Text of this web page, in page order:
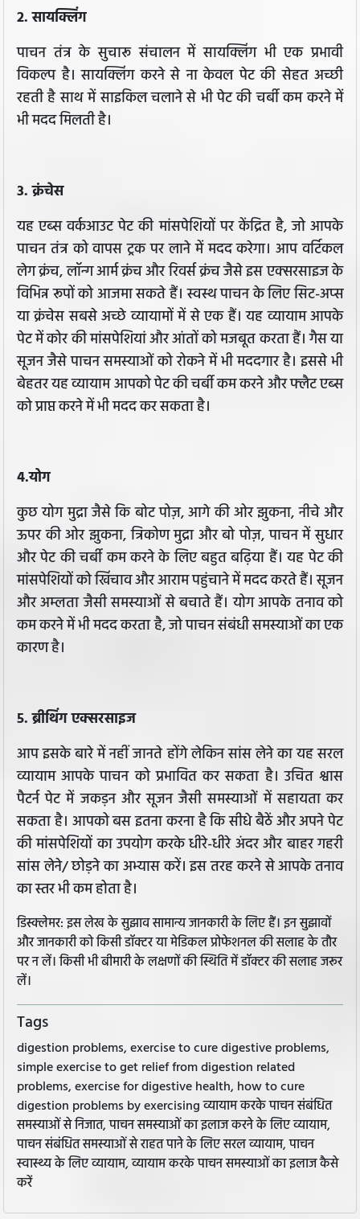
2. सायक्लिंग
पाचन तंत्र के सुचारू संचालन में सायक्लिंग भी एक प्रभावी
विकल्प है। सायक्लिंग करने से ना केवल पेट की सेहत अच्छी
रहती है साथ में साइकिल चलाने से भी पेट की चर्बी कम करने में
भी मदद मिलती है।
3. क्रंचेस
यह एब्स वर्कआउट पेट की मांसपेशियों पर केंद्रित है, जो आपके
पाचन तंत्र को वापस ट्रक पर लाने में मदद करेगा। आप वर्टिकल
लेग क्रंच, लॉन्ग आर्म क्रंच और रिवर्स क्रंच जैसे इस एक्सरसाइज के
विभिन्न रूपों को आजमा सकते हैं। स्वस्थ पाचन के लिए सिट-अप्स
या क्रंचेस सबसे अच्छे व्यायामों में से एक हैं। यह व्यायाम आपके
पेट में कोर की मांसपेशियां और आंतों को मजबूत करता हैं। गैस या
सूजन जैसे पाचन समस्याओं को रोकने में भी मददगार है। इससे भी
बेहतर यह व्यायाम आपको पेट की चर्बी कम करने और फ्लैट एब्स
को प्राप्त करने में भी मदद कर सकता है।
4.योग
कुछ योग मुद्रा जैसे कि बोट पोज़, आगे की ओर झुकना, नीचे और
ऊपर की ओर झुकना, त्रिकोण मुद्रा और बो पोज़, पाचन में सुधार
और पेट की चर्बी कम करने के लिए बहुत बढ़िया हैं। यह पेट की
मांसपेशियों को खिंचाव और आराम पहुंचाने में मदद करते हैं। सूजन
और अम्लता जैसी समस्याओं से बचाते हैं। योग आपके तनाव को
कम करने में भी मदद करता है, जो पाचन संबंधी समस्याओं का एक
कारण है।
5. ब्रीथिंग एक्सरसाइज
आप इसके बारे में नहीं जानते होंगे लेकिन सांस लेने का यह सरल
व्यायाम आपके पाचन को प्रभावित कर सकता है। उचित श्वास
पैटर्न पेट में जकड़न और सूजन जैसी समस्याओं में सहायता कर
सकता है। आपको बस इतना करना है कि सीधे बैठें और अपने पेट
की मांसपेशियों का उपयोग करके धीरे-धीरे अंदर और बाहर गहरी
सांस लेने/ छोड़ने का अभ्यास करें। इस तरह करने से आपके तनाव
का स्तर भी कम होता है।
डिस्क्लेमर: इस लेख के सुझाव सामान्य जानकारी के लिए हैं। इन सुझावों
और जानकारी को किसी डॉक्टर या मेडिकल प्रोफेशनल की सलाह के तौर
पर न लें। किसी भी बीमारी के लक्षणों की स्थिति में डॉक्टर की सलाह जरूर
लें।
Tags
digestion problems, exercise to cure digestive problems,
simple exercise to get relief from digestion related
problems, exercise for digestive health, how to cure
digestion problems by exercising व्यायाम करके पाचन संबंधित
समस्याओं से निजात, पाचन समस्याओं का इलाज करने के लिए व्यायाम,
पाचन संबंधित समस्याओं से राहत पाने के लिए सरल व्यायाम, पाचन
स्वास्थ्य के लिए व्यायाम, व्यायाम करके पाचन समस्याओं का इलाज कैसे
करें